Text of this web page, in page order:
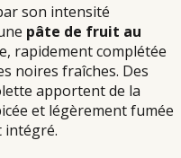
son intensité
pâte de fruit au
rapidement complétée
noires fraîches. Des
apportent de la
et légèrement fumée
intégré.